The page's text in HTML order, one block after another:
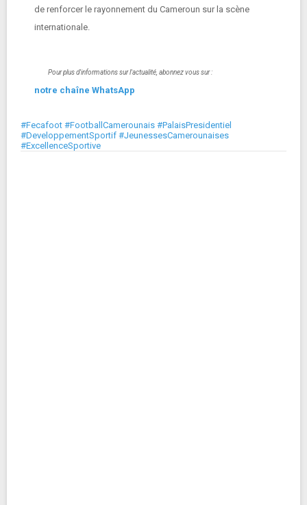
de renforcer le rayonnement du Cameroun sur la scène
internationale.
Pour plus d'informations sur l'actualité, abonnez vous sur :
notre chaîne WhatsApp
#Fecafoot #FootballCamerounais #PalaisPresidentiel
#DeveloppementSportif #JeunessesCamerounaises
#ExcellenceSportive